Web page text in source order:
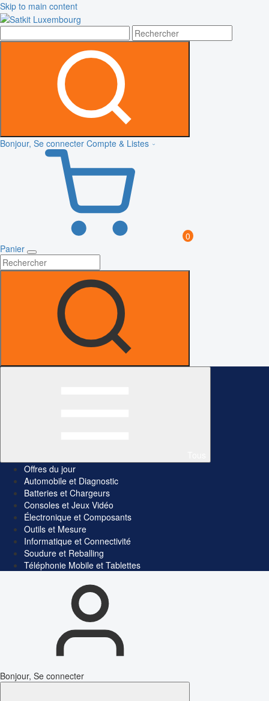
Skip to main content
Bonjour, Se connecter Compte & Listes
0
Panier
Offres du jour
Automobile et Diagnostic
Batteries et Chargeurs
Consoles et Jeux Vidéo
Électronique et Composants
Outils et Mesure
Informatique et Connectivité
Soudure et Reballing
Téléphonie Mobile et Tablettes
Bonjour, Se connecter